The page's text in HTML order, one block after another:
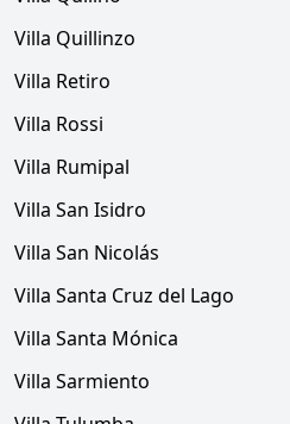
Villa Quillinzo
Villa Retiro
Villa Rossi
Villa Rumipal
Villa San Isidro
Villa San Nicolás
Villa Santa Cruz del Lago
Villa Santa Mónica
Villa Sarmiento